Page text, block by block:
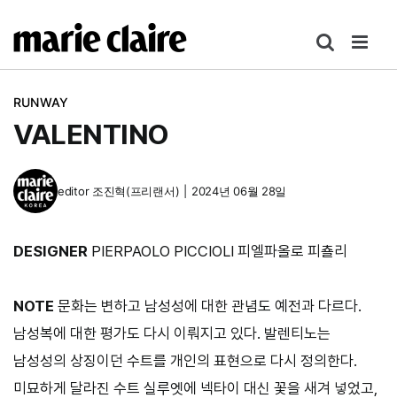
텐
너
RUNWAY
VALENTINO
editor 조진혁(프리랜서) 2024년 06월 28일
DESIGNER PIERPAOLO PICCIOLI 피엘파올로 피춀리
NOTE 문화는 변하고 남성성에 대한 관념도 예전과 다르다.
남성복에 대한 평가도 다시 이뤄지고 있다. 발렌티노는
남성성의 상징이던 수트를 개인의 표현으로 다시 정의한다.
미묘하게 달라진 수트 실루엣에 넥타이 대신 꽃을 새겨 넣었고,